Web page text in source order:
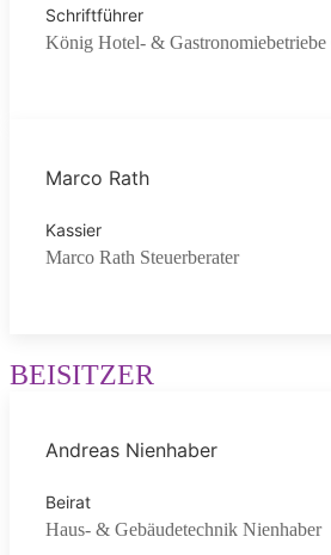
Schriftführer
König Hotel- &
Marco Rath
Kassier
Marco Rath Steuerberater
BEISITZER
Andreas Nienhaber
Beirat
Haus- & Gebäudetechnik Nienhaber